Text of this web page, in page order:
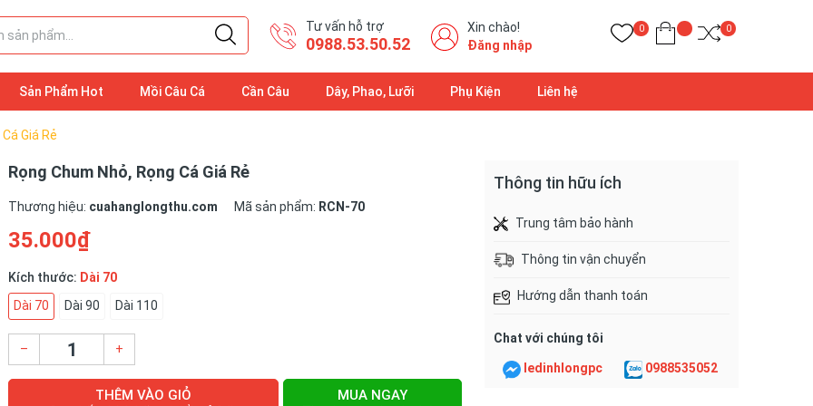
Tư vấn hỗ trợ
0988.53.50.52
Xin chào!
Đăng nhập
0 0
Sản Phẩm Hot Mồi Câu Cá Cần Câu Dây, Phao, Lưỡi Phụ Kiện Liên hệ
Giá Rẻ
Rọng Chum Nhỏ, Rọng Cá Giá Rẻ
Thương hiệu: cuahanglongthu.com Mã sản phẩm: RCN-70
35.000₫
Kích thước: Dài 70
Dài 70
Dài 90 Dài 110
– +
THÊM VÀO GIỎ MUA NGAY
Thông tin hữu ích
Trung tâm bảo hành
Thông tin vận chuyển
Hướng dẫn thanh toán
Chat với chúng tôi
ledinhlongpc 0988535052